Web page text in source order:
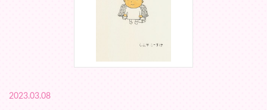
2023.03.08